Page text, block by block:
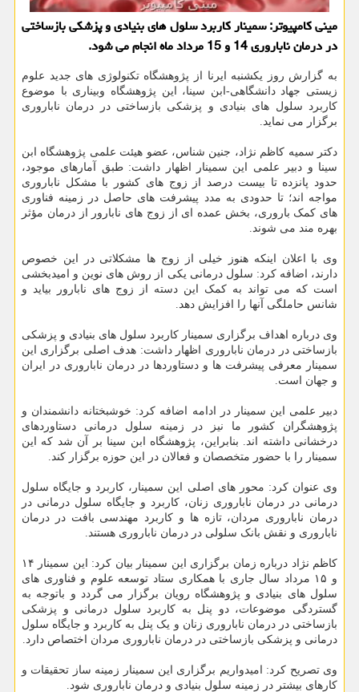
مینی کامپیوتر: سمینار کاربرد سلول های بنیادی و پزشکی بازساختی
در درمان ناباروری 14 و 15 مرداد ماه انجام می شود.
به گزارش روز یکشنبه ایرنا از پژوهشگاه تکنولوژی های جدید علوم
زیستی جهاد دانشگاهی-ابن سینا، این پژوهشگاه وبیناری با موضوع
کاربرد سلول های بنیادی و پزشکی بازساختی در درمان ناباروری
برگزار می نماید.
دکتر سمیه کاظم نژاد، جنین شناس، عضو هیئت علمی پژوهشگاه ابن
سینا و دبیر علمی این سمینار اظهار داشت: طبق آمارهای موجود،
حدود پانزده تا بیست درصد از زوج های کشور با مشکل ناباروری
مواجه اند؛ تا حدودی به مدد پیشرفت های حاصل در زمینه فناوری
های کمک باروری، بخش عمده ای از زوج های نابارور از درمان مؤثر
بهره مند می شوند.
وی با اعلان اینکه هنوز خیلی از زوج ها مشکلاتی در این خصوص
دارند، اضافه کرد: سلول درمانی یکی از روش های نوین و امیدبخشی
است که می تواند به کمک این دسته از زوج های نابارور بیاید و
شانس حاملگی آنها را افزایش دهد.
وی درباره اهداف برگزاری سمینار کاربرد سلول های بنیادی و پزشکی
بازساختی در درمان ناباروری اظهار داشت: هدف اصلی برگزاری این
سمینار معرفی پیشرفت ها و دستاوردها در درمان ناباروری در ایران
و جهان است.
دبیر علمی این سمینار در ادامه اضافه کرد: خوشبختانه دانشمندان و
پژوهشگران کشور ما نیز در زمینه سلول درمانی دستاوردهای
درخشانی داشته اند. بنابراین، پژوهشگاه ابن سینا بر آن شد که این
سمینار را با حضور متخصصان و فعالان در این حوزه برگزار کند.
وی عنوان کرد: محور های اصلی این سمینار، کاربرد و جایگاه سلول
درمانی در درمان ناباروری زنان، کاربرد و جایگاه سلول درمانی در
درمان ناباروری مردان، تازه ها و کاربرد مهندسی بافت در درمان
ناباروری و نقش بانک سلولی در درمان ناباروری هستند.
کاظم نژاد درباره زمان برگزاری این سمینار بیان کرد: این سمینار ۱۴
و ۱۵ مرداد سال جاری با همکاری ستاد توسعه علوم و فناوری های
سلول های بنیادی و پژوهشگاه رویان برگزار می گردد و باتوجه به
گستردگی موضوعات، دو پنل به کاربرد سلول درمانی و پزشکی
بازساختی در درمان ناباروری زنان و یک پنل به کاربرد و جایگاه سلول
درمانی و پزشکی بازساختی در درمان ناباروری مردان اختصاص دارد.
وی تصریح کرد: امیدواریم برگزاری این سمینار زمینه ساز تحقیقات و
کارهای بیشتر در زمینه سلول بنیادی و درمان ناباروری شود.